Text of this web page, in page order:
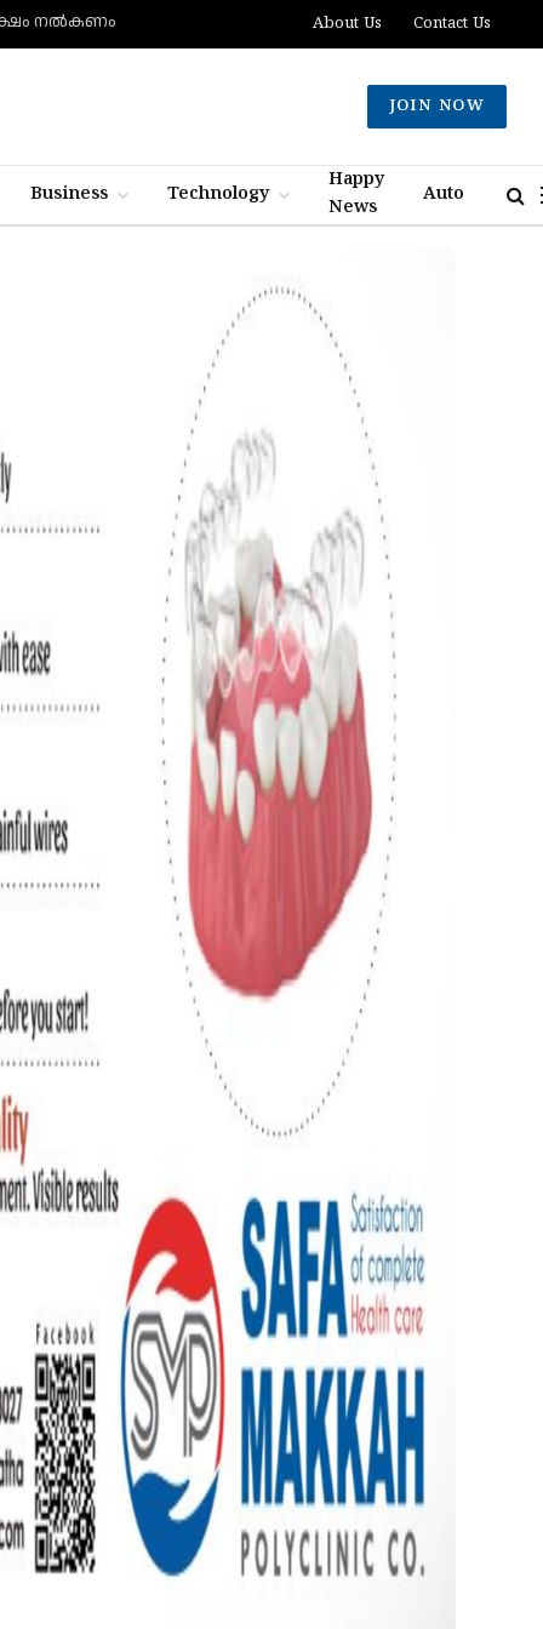
നല്‍കണം About Us Contact Us
JOIN NOW
Business Technology
Happy
News
Auto